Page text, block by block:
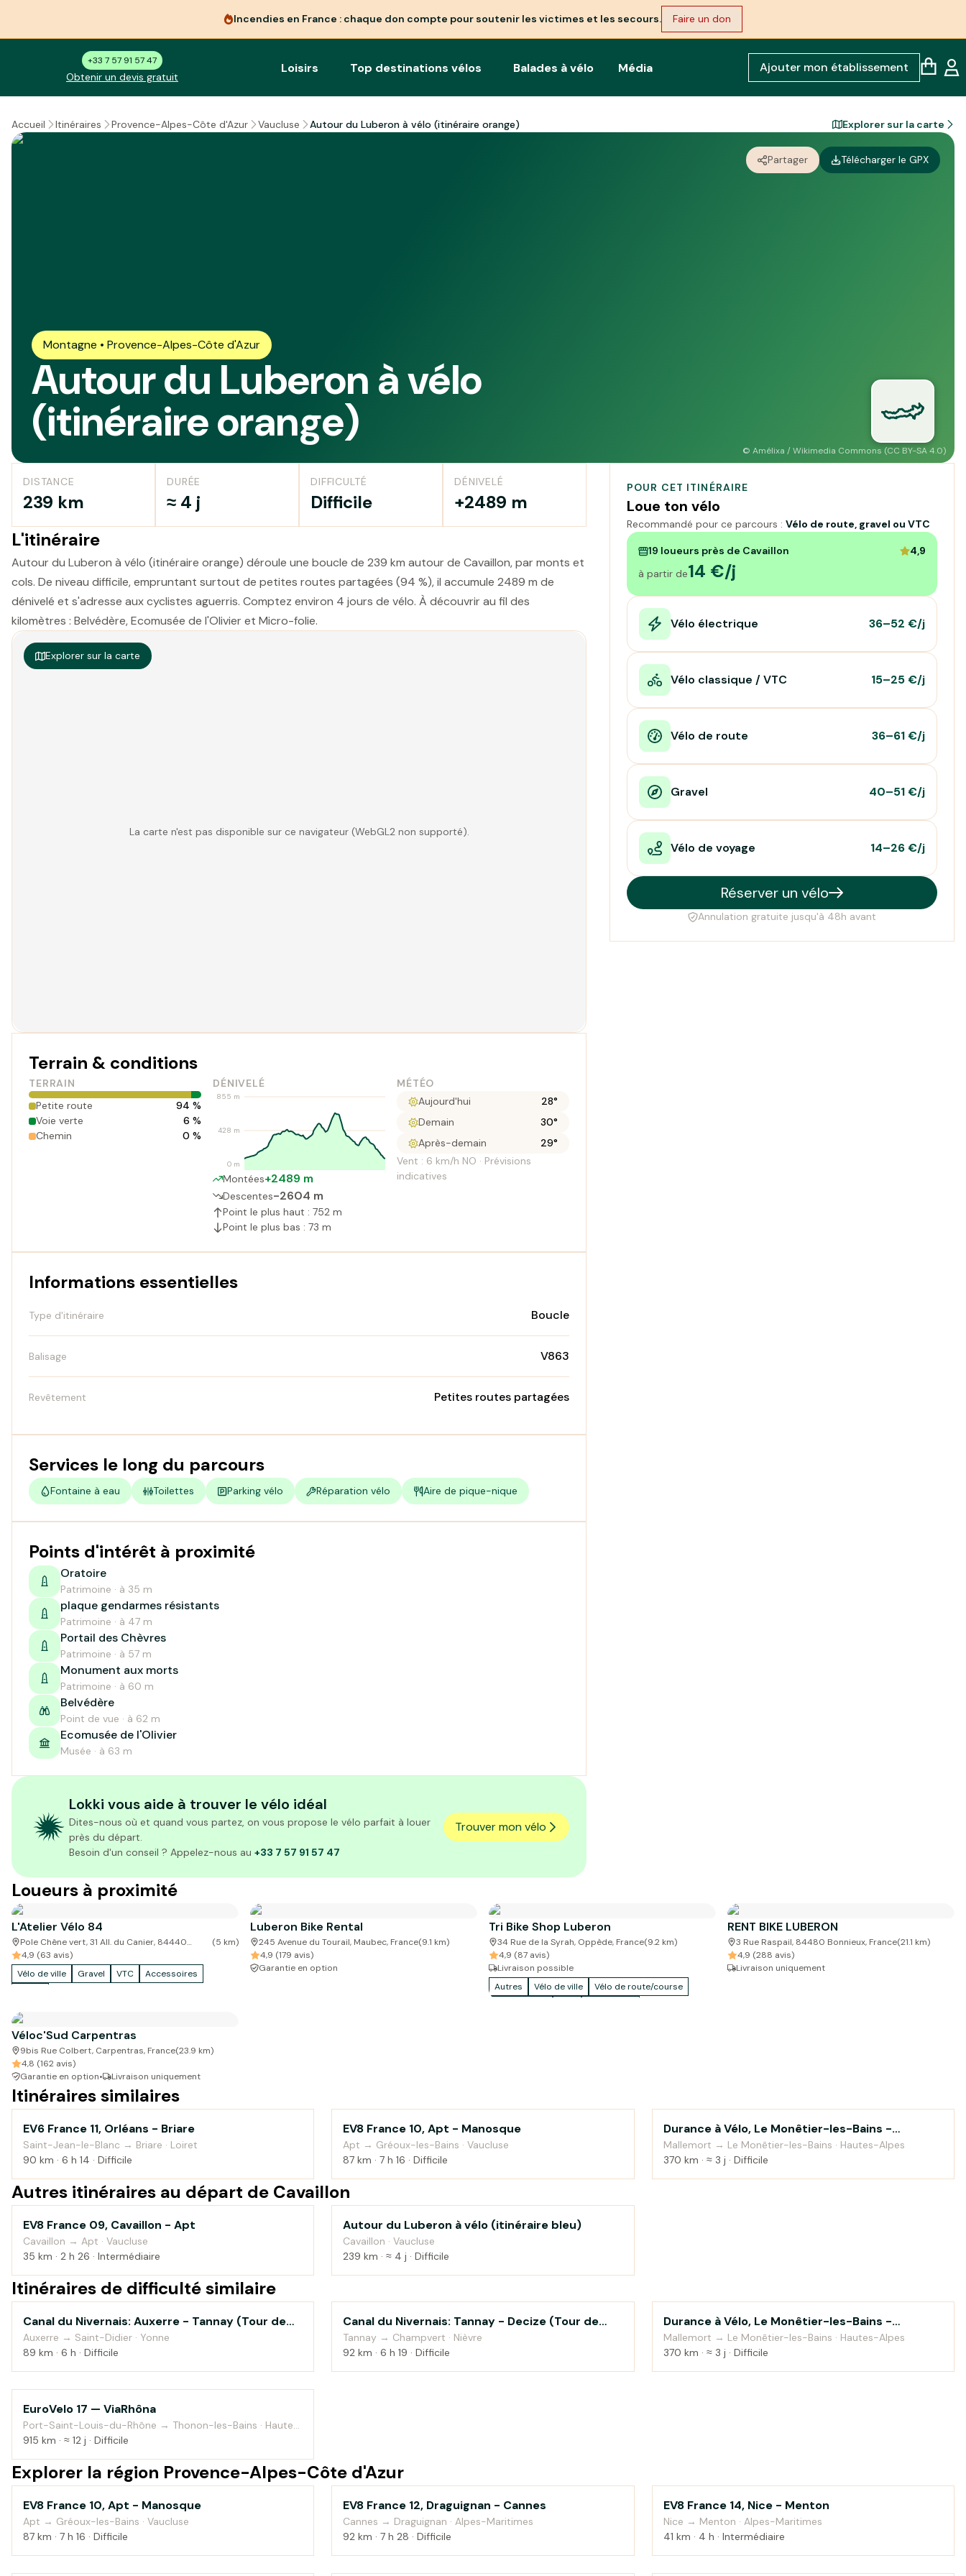
Incendies en France : chaque don compte pour soutenir les victimes et les secours. Faire un don
+33 7 57 91 57 47
Obtenir un devis gratuit
Loisirs Top destinations vélos Balades à vélo Média Ajouter mon établissement
Accueil Itinéraires Provence-Alpes-Côte d'Azur Vaucluse Autour du Luberon à vélo (itinéraire orange) Explorer sur la carte
Partager Télécharger le GPX
Montagne • Provence-Alpes-Côte d'Azur
Autour du Luberon à vélo
(itinéraire orange)
© Amélixa / Wikimedia Commons (CC BY-SA 4.0)
DISTANCE
239 km
DURÉE
≈ 4 j
DIFFICULTÉ
Difficile
DÉNIVELÉ
+2489 m
L'itinéraire
Autour du Luberon à vélo (itinéraire orange) déroule une boucle de 239 km autour de Cavaillon, par monts et
cols. De niveau difficile, empruntant surtout de petites routes partagées (94 %), il accumule 2489 m de
dénivelé et s'adresse aux cyclistes aguerris. Comptez environ 4 jours de vélo. À découvrir au fil des
kilomètres : Belvédère, Ecomusée de l'Olivier et Micro-folie.
La carte n'est pas disponible sur ce navigateur (WebGL2 non supporté).
Explorer sur la carte
Terrain & conditions
TERRAIN
Petite route
94 %
Voie verte
6 %
Chemin
0 %
DÉNIVELÉ
0 m
428 m
855 m
Montées+2489 m
Descentes-2604 m
Point le plus haut : 752 m
Point le plus bas : 73 m
MÉTÉO
Aujourd'hui
28°
Demain
30°
Après-demain
29°
Vent : 6 km/h NO · Prévisions
indicatives
Informations essentielles
Type d'itinéraire Boucle
Balisage V863
Revêtement Petites routes partagées
Services le long du parcours
Fontaine à eau Toilettes Parking vélo Réparation vélo Aire de pique-nique
Points d'intérêt à proximité
Oratoire
Patrimoine · à 35 m
plaque gendarmes résistants
Patrimoine · à 47 m
Portail des Chèvres
Patrimoine · à 57 m
Monument aux morts
Patrimoine · à 60 m
Belvédère
Point de vue · à 62 m
Ecomusée de l'Olivier
Musée · à 63 m
Lokki vous aide à trouver le vélo idéal
Dites-nous où et quand vous partez, on vous propose le vélo parfait à louer
près du départ.
Besoin d'un conseil ? Appelez-nous au +33 7 57 91 57 47
Trouver mon vélo
POUR CET ITINÉRAIRE
Loue ton vélo
Recommandé pour ce parcours : Vélo de route, gravel ou VTC
19 loueurs près de Cavaillon
4,9
à partir de14 €/j
Vélo électrique 36–52 €/j
Vélo classique / VTC 15–25 €/j
Vélo de route 36–61 €/j
Gravel 40–51 €/j
Vélo de voyage 14–26 €/j
Réserver un vélo
Annulation gratuite jusqu'à 48h avant
Loueurs à proximité
L'Atelier Vélo 84
Pole Chêne vert, 31 All. du Canier, 84440
Robion, France
(5 km)
4,9 (63 avis)
Vélo de ville
Gravel VTC
Accessoires
Luberon Bike Rental
245 Avenue du Tourail, Maubec, France(9.1 km)
4,9 (179 avis)
Garantie en option
Tri Bike Shop Luberon
34 Rue de la Syrah, Oppède, France(9.2 km)
4,9 (87 avis)
Livraison possible
Autres
Vélo de ville
Vélo de route/course
RENT BIKE LUBERON
3 Rue Raspail, 84480 Bonnieux, France(21.1 km)
4,9 (288 avis)
Livraison uniquement
Véloc'Sud Carpentras
9bis Rue Colbert, Carpentras, France(23.9 km)
4,8 (162 avis)
Garantie en option• Livraison uniquement
Itinéraires similaires
Campagne
EV6 France 11, Orléans - Briare
Saint-Jean-le-Blanc → Briare · Loiret
90 km · 6 h 14 · Difficile
Montagne
EV8 France 10, Apt - Manosque
Apt → Gréoux-les-Bains · Vaucluse
87 km · 7 h 16 · Difficile
Au fil de l'eau
Durance à Vélo, Le Monêtier-les-Bains -
Sisteron
Mallemort → Le Monêtier-les-Bains · Hautes-Alpes
370 km · ≈ 3 j · Difficile
Autres itinéraires au départ de Cavaillon
Au fil de l'eau
EV8 France 09, Cavaillon - Apt
Cavaillon → Apt · Vaucluse
35 km · 2 h 26 · Intermédiaire
Montagne
Autour du Luberon à vélo (itinéraire bleu)
Cavaillon · Vaucluse
239 km · ≈ 4 j · Difficile
Itinéraires de difficulté similaire
Au fil de l'eau
Canal du Nivernais: Auxerre - Tannay (Tour de
Bourgogne à vélo)
Auxerre → Saint-Didier · Yonne
89 km · 6 h · Difficile
Au fil de l'eau
Canal du Nivernais: Tannay - Decize (Tour de
Bourgogne à vélo)
Tannay → Champvert · Nièvre
92 km · 6 h 19 · Difficile
Au fil de l'eau
Durance à Vélo, Le Monêtier-les-Bains -
Sisteron
Mallemort → Le Monêtier-les-Bains · Hautes-Alpes
370 km · ≈ 3 j · Difficile
Au fil de l'eau
EuroVelo 17 — ViaRhôna
Port-Saint-Louis-du-Rhône → Thonon-les-Bains · Haute-
Savoie
915 km · ≈ 12 j · Difficile
Explorer la région Provence-Alpes-Côte d'Azur
Montagne
EV8 France 10, Apt - Manosque
Apt → Gréoux-les-Bains · Vaucluse
87 km · 7 h 16 · Difficile
Campagne
EV8 France 12, Draguignan - Cannes
Cannes → Draguignan · Alpes-Maritimes
92 km · 7 h 28 · Difficile
Montagne
EV8 France 14, Nice - Menton
Nice → Menton · Alpes-Maritimes
41 km · 4 h · Intermédiaire